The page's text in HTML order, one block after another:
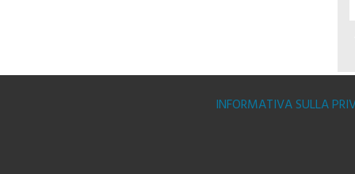
INFORMATIVA SULLA